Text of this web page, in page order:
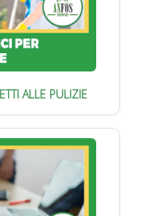
ALLE PULIZIE